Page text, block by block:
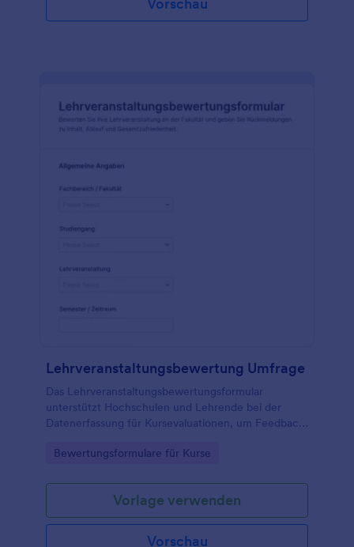
Lehrveranstaltungsbewertung Umfrage
Das Lehrveranstaltungsbewertungsformular
unterstützt Hochschulen und Lehrende bei der
Datenerfassung für Kursevaluationen, um Feedback
auszuwerten und Verbesserungen für kommende
Go to Category:
Bewertungsformulare für Kurse
Vorlage verwenden
Vorschau